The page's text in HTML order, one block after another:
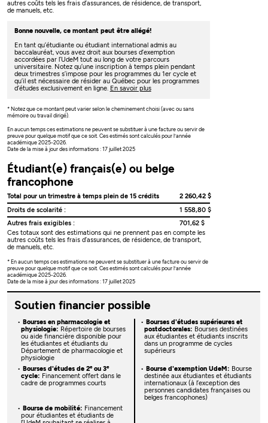
autres coûts tels les frais d’assurances, de résidence, de transport,
de manuels, etc.
Bonne nouvelle, ce montant peut être allégé!
En tant qu’étudiante ou étudiant international admis au
baccalauréat, vous avez droit aux bourses d’exemption
accordées par l’UdeM tout au long de votre parcours
universitaire. Notez qu’une inscription à temps plein pendant
deux trimestres s’impose pour les programmes du 1er cycle et
qu’il est nécessaire de résider au Québec pour les programmes
d’études exclusivement en ligne. En savoir plus
* Notez que ce montant peut varier selon le cheminement choisi (avec ou sans
mémoire ou travail dirigé).
En aucun temps ces estimations ne peuvent se substituer à une facture ou servir de
preuve pour quelque motif que ce soit. Ces estimés sont calculés pour l’année
académique 2025-2026.
Date de la mise à jour des informations : 17 juillet 2025
Étudiant(e) français(e) ou belge
francophone
Total pour un trimestre à temps plein de 15 crédits
2 260,42 $
Droits de scolarité :
1 558,80 $
Autres frais exigibles :
701,62 $
Ces totaux sont des estimations qui ne prennent pas en compte les
autres coûts tels les frais d’assurances, de résidence, de transport,
de manuels, etc.
* En aucun temps ces estimations ne peuvent se substituer à une facture ou servir de
preuve pour quelque motif que ce soit. Ces estimés sont calculés pour l’année
académique 2025-2026.
Date de la mise à jour des informations : 17 juillet 2025
Soutien financier possible
Bourses en pharmacologie et
physiologie: Répertoire de bourses
ou aide financière disponible pour
les étudiantes et étudiants du
Département de pharmacologie et
physiologie
Bourses d'études supérieures et
postdoctorales: Bourses destinées
aux étudiantes et étudiants inscrits
dans un programme de cycles
supérieurs
Bourses d'études de 2eou 3e
cycle: Financement offert dans le
cadre de programmes courts
Bourse d'exemption UdeM: Bourse
destinée aux étudiantes et étudiants
internationaux (à l’exception des
personnes candidates françaises ou
belges francophones)
Bourse de mobilité: Financement
pour étudiantes et étudiants de